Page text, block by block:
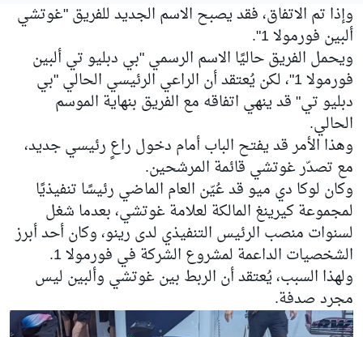
وإذا تم الاتفاق، فقد يصبح الاسم الجديد للفريق "غوتشي
ألبين فورمولا 1".
ويحمل الفريق حاليًا الاسم الرسمي "بي دبليو تي ألبين
فورمولا 1"، لكن يُعتقد أن الراعي الرئيسي الحالي "بي
دبليو تي" قد ينهي اتفاقه مع الفريق بنهاية الموسم
الحالي.
وهذا الأمر قد يفتح الباب أمام دخول راعٍ رئيسي جديد،
مع تصدّر غوتشي قائمة المرشحين.
وكان لوكا دي ميو قد عُيّن العام الماضي رئيسًا تنفيذيًا
لمجموعة كيرينغ المالكة لعلامة غوتشي، بعدما شغل
لسنوات منصب الرئيس التنفيذي لدى رينو، وكان أحد أبرز
الشخصيات الداعمة لمشروع الشركة في فورمولا 1.
ولهذا السبب، يُعتقد أن الربط بين غوتشي وألبين ليس
مجرد صدفة.